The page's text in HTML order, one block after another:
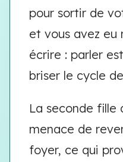
pour sortir de
et vous avez eu
écrire : parler
briser le cycle
La seconde fille
menace de
foyer, ce qui